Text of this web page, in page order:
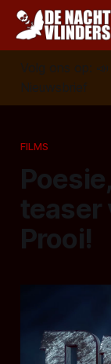
Volg ons op: 📣
Nieuwsbrief
FILMS
teaser
Prooi!